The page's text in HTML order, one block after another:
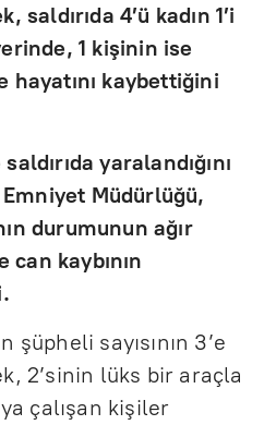
4’ü kadın 1’i
1 kişinin ise
hayatını kaybettiğini
yaralandığını
Müdürlüğü,
durumunun ağır
kaybının
şüpheli sayısının 3’e
2’sinin lüks bir araçla
çalışan kişiler